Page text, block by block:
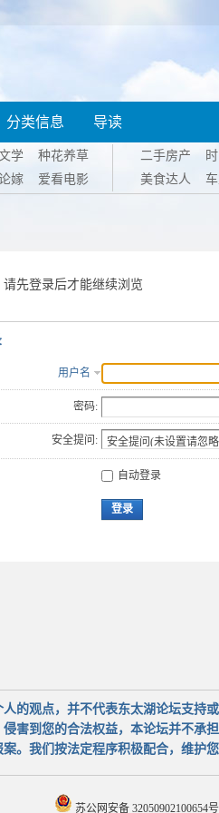
分类信息 导读
学
种花养草
嫁
爱看电影
二手房产
美食达人
请先登录后才能继续浏览
用户名
密码:
安全提问:
自动登录
登录
的观点，并不代表东太湖论坛支持或
害到您的合法权益，本论坛并不承担
。我们按法定程序积极配合，维护您
苏公网安备 32050902100654号